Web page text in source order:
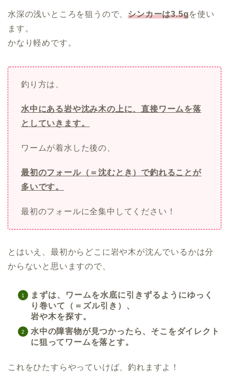
水深の浅いところを狙うので、シンカーは3.5gを使い
ます。
かなり軽めです。
釣り方は、
水中にある岩や沈み木の上に、直接ワームを落
としていきます。
ワームが着水した後の、
最初のフォール（＝沈むとき）で釣れることが
多いです。
最初のフォールに全集中してください！
とはいえ、最初からどこに岩や木が沈んでいるかは分
からないと思いますので、
まずは、ワームを水底に引きずるようにゆっく
り巻いて（＝ズル引き）、
岩や木を探す。
水中の障害物が見つかったら、そこをダイレクト
に狙ってワームを落とす。
これをひたすらやっていけば、釣れますよ！